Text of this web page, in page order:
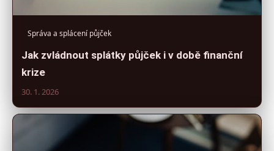
Správa a splácení půjček
Jak zvládnout splátky půjček i v době finanční
krize
30. 1. 2026